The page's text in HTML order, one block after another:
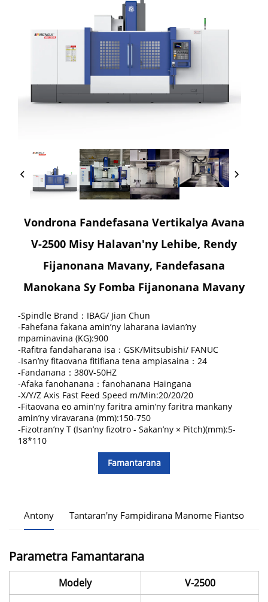
Vondrona Fandefasana Vertikalya Avana
V-2500 Misy Halavan'ny Lehibe, Rendy
Fijanonana Mavany, Fandefasana
Manokana Sy Fomba Fijanonana Mavany
-Spindle Brand：IBAG/ Jian Chun
-Fahefana fakana amin’ny laharana iavian’ny
mpaminavina (KG):900
-Rafitra fandaharana isa：GSK/Mitsubishi/ FANUC
-Isan’ny fitaovana fitifiana tena ampiasaina：24
-Fandanana：380V-50HZ
-Afaka fanohanana：fanohanana Haingana
-X/Y/Z Axis Fast Feed Speed m/Min:20/20/20
-Fitaovana eo amin’ny faritra amin’ny faritra mankany
amin’ny viravarana (mm):150-750
-Fizotran’ny T (Isan’ny fizotro - Sakan’ny × Pitch)(mm):5-
18*110
Famantarana
Antony Tantaran'ny Fampidirana Manome Fiantso
Parametra Famantarana
Modely
V-2500